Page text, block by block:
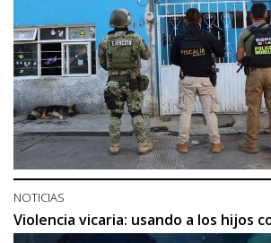
NOTICIAS
Violencia vicaria: usando a los hijos